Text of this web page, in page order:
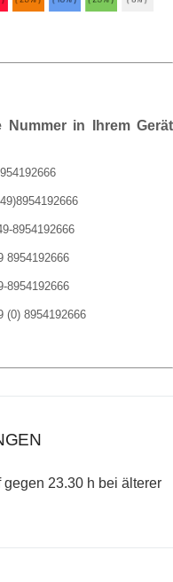
Nummer in Ihrem Gerät
8954192666
8954192666
8954192666
(0) 8954192666